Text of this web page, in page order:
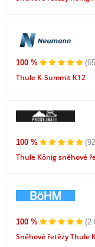
100 %
Thule K-Summit K12
100 %
Thule König sněhové
100 % (2
Sněhové řetězy Thule